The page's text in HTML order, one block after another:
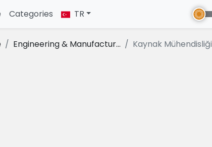
(current)
Categories TR
Engineering & Manufactur... Kaynak Mühendisliği